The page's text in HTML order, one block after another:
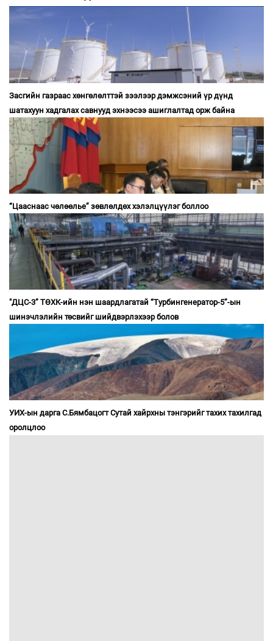
Засгийн газраас хөнгөлөлттэй зээлээр дэмжсэний үр дүнд
шатахуун хадгалах савнууд эхнээсээ ашиглалтад орж байна
“Цааснаас чөлөөлье” зөвлөлдөх хэлэлцүүлэг боллоо
"ДЦС-3” ТӨХК-ийн нэн шаардлагатай “Турбингенератор-5”-ын
шинэчлэлийн төсвийг шийдвэрлэхээр болов
УИХ-ын дарга С.Бямбацогт Сутай хайрхны тэнгэрийг тахих тахилгад
оролцлоо